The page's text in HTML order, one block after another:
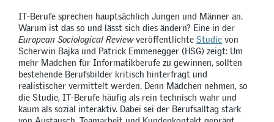
IT-Berufe sprechen hauptsächlich Jungen und Männer an.
Warum ist das so und lässt sich dies ändern? Eine in der
European Sociological Reviewveröffentlichte Studie von
Scherwin Bajka und Patrick Emmenegger (HSG) zeigt: Um
mehr Mädchen für Informatikberufe zu gewinnen, sollten
bestehende Berufsbilder kritisch hinterfragt und
realistischer vermittelt werden. Denn Mädchen nehmen, so
die Studie, IT-Berufe häufig als rein technisch wahr und
kaum als sozial interaktiv. Dabei sei der Berufsalltag stark